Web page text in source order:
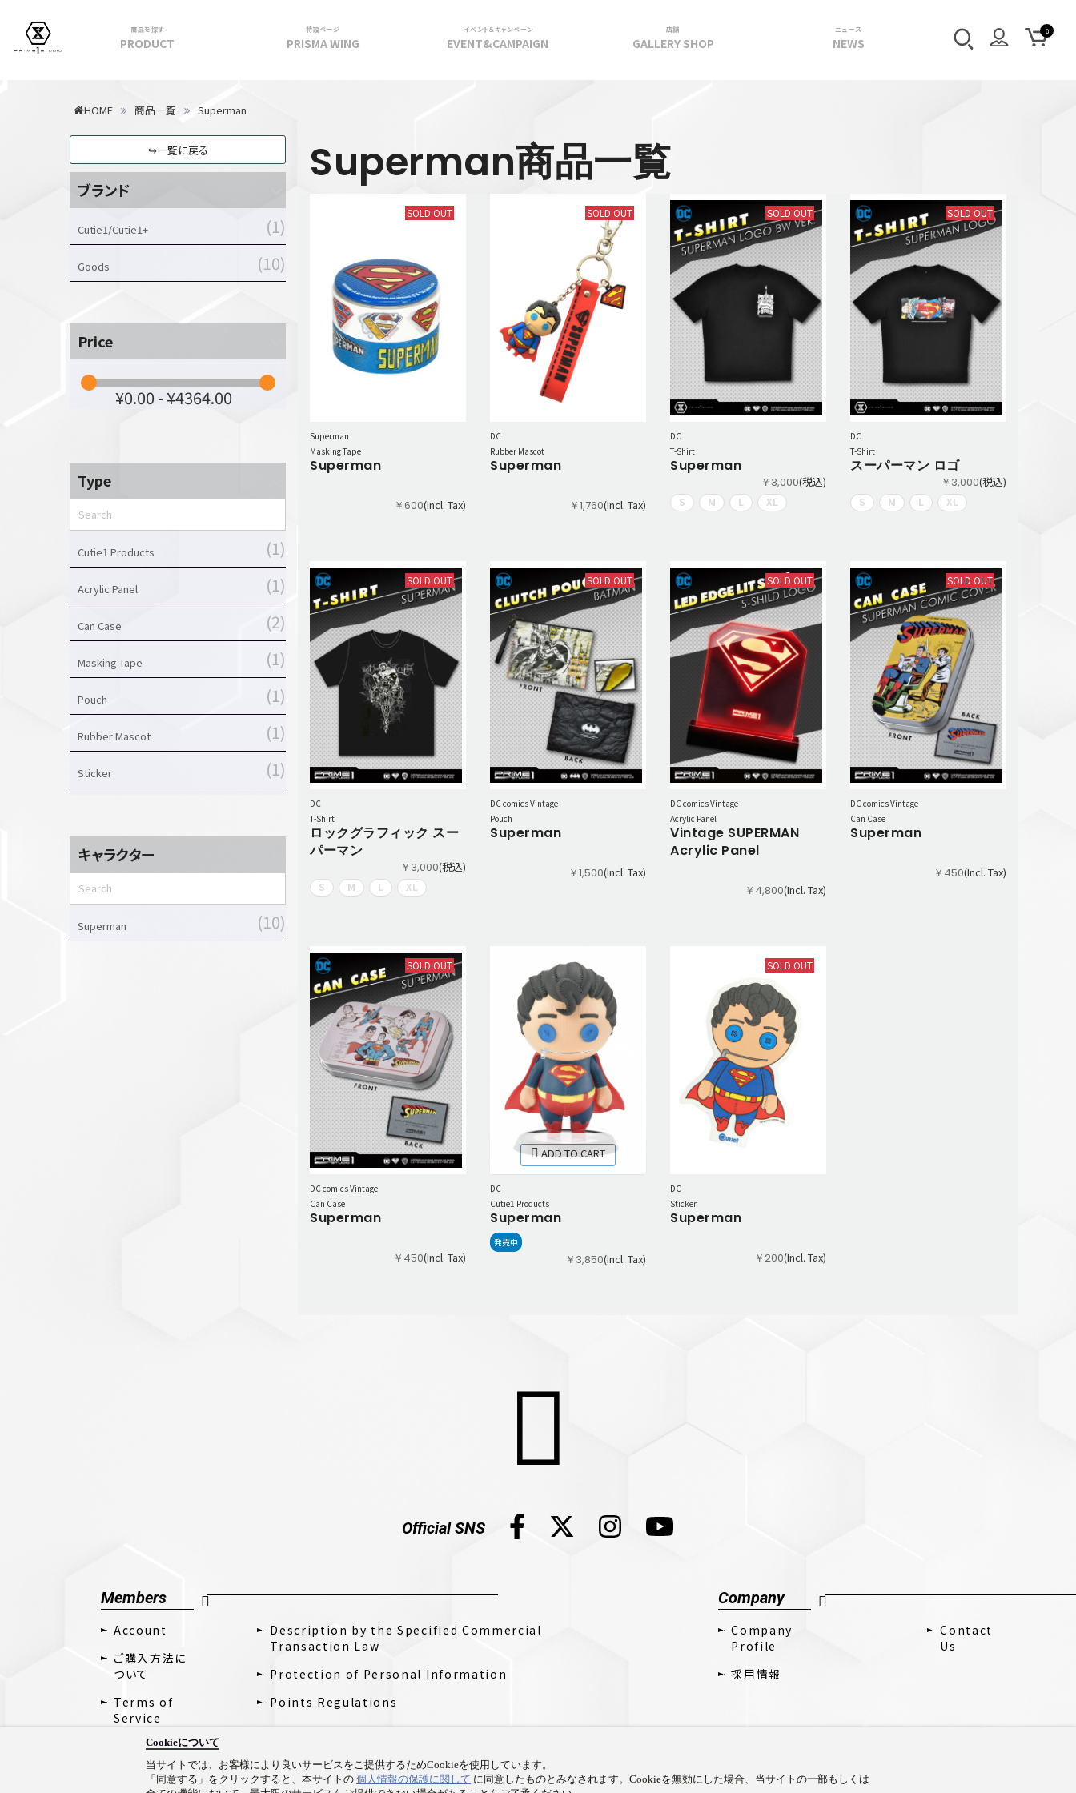
Cookieについて
当サイトでは、お客様により良いサービスをご提供するためCookieを使用しています。
「同意する」をクリックすると、本サイトの 個人情報の保護に関して に同意したものとみなされます。Cookieを無効にした場合、当サイトの一部もしくは
商品を探す
PRODUCT
PRIME 1 STATUE
PRIME COLLECTIBLE FIGURE
アパレル
セットアップ
アクリルキーホルダー
クリアファイル
ステッカー
フィギュアベース
VIEW ALL...
スタチューはこち
ら
特設ページ
PRISMA WING
イベント＆キャンペーン
EVENT&CAMPAIGN
店舗
GALLERY SHOP
ニュース
NEWS
HOME 商品一覧 Superman
Superman商品一覧
SOLD OUT
Superman
Masking Tape
Superman
￥600(Incl. Tax)
SOLD OUT
DC
Rubber Mascot
Superman
￥1,760(Incl. Tax)
SOLD OUT
DC
T-Shirt
Superman
￥3,000(税込)
S M L XL
SOLD OUT
DC
T-Shirt
スーパーマン ロゴ
￥3,000(税込)
S M L XL
SOLD OUT
DC
T-Shirt
ロックグラフィック スー
パーマン
￥3,000(税込)
S M L XL
SOLD OUT
DC comics Vintage
Pouch
Superman
￥1,500(Incl. Tax)
SOLD OUT
DC comics Vintage
Acrylic Panel
Vintage SUPERMAN
Acrylic Panel
￥4,800(Incl. Tax)
SOLD OUT
DC comics Vintage
Can Case
Superman
￥450(Incl. Tax)
SOLD OUT
DC comics Vintage
Can Case
Superman
￥450(Incl. Tax)
ADD TO CART
DC
Cutie1 Products
Superman
発売中
￥3,850(Incl. Tax)
SOLD OUT
DC
Sticker
Superman
￥200(Incl. Tax)
↪一覧に戻る
ブランド
Cutie1/Cutie1+ 1
Goods 10
Price
¥0.00 - ¥4364.00
Type
Cutie1 Products 1
Acrylic Panel 1
Can Case 2
Masking Tape 1
Pouch 1
Rubber Mascot 1
Sticker 1
キャラクター
Superman 10
Official SNS
Members
Account
ご購入方法に
ついて
Terms of
Service
Description by the Specified Commercial
Transaction Law
Protection of Personal Information
Points Regulations
Company
Company
Profile
採用情報
Contact
Us